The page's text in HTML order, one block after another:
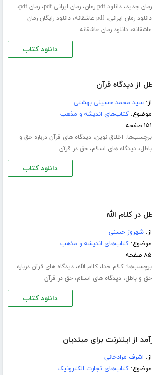
رمان جدید،دانلود pdf رمان ،رمان ایرانی pdf ،رمان pdf ،
دانلود رمان ایرانی،pdf عاشقانه ،دانلود رایگان رمان
عاشقانه،دانلود رمان عاشقانه
دانلود کتاب
از دیدگاه قرآن
از:سید محمد حسینی بهشتی
موضوع:کتاب‌های اندیشه و مذهب
۱۵۱ صفحه
برچسب‌ها: اخلاق نوین،دیدگاه های قرآن درباره حق و
باطل،دیدگاه های اسلام،حق در قرآن
دانلود کتاب
در کلام الله
از:شهروز حسنی
موضوع:کتاب‌های اندیشه و مذهب
۸۵ صفحه
برچسب‌ها:کلام خدا،کلام الله،دیدگاه های قرآن درباره
حق و باطل،دیدگاه های اسلام،حق در قرآن
دانلود کتاب
از اینترنت برای مبتدیان
از: اشرف مرادخانی
موضوع:کتاب‌های تجارت الکترونیک